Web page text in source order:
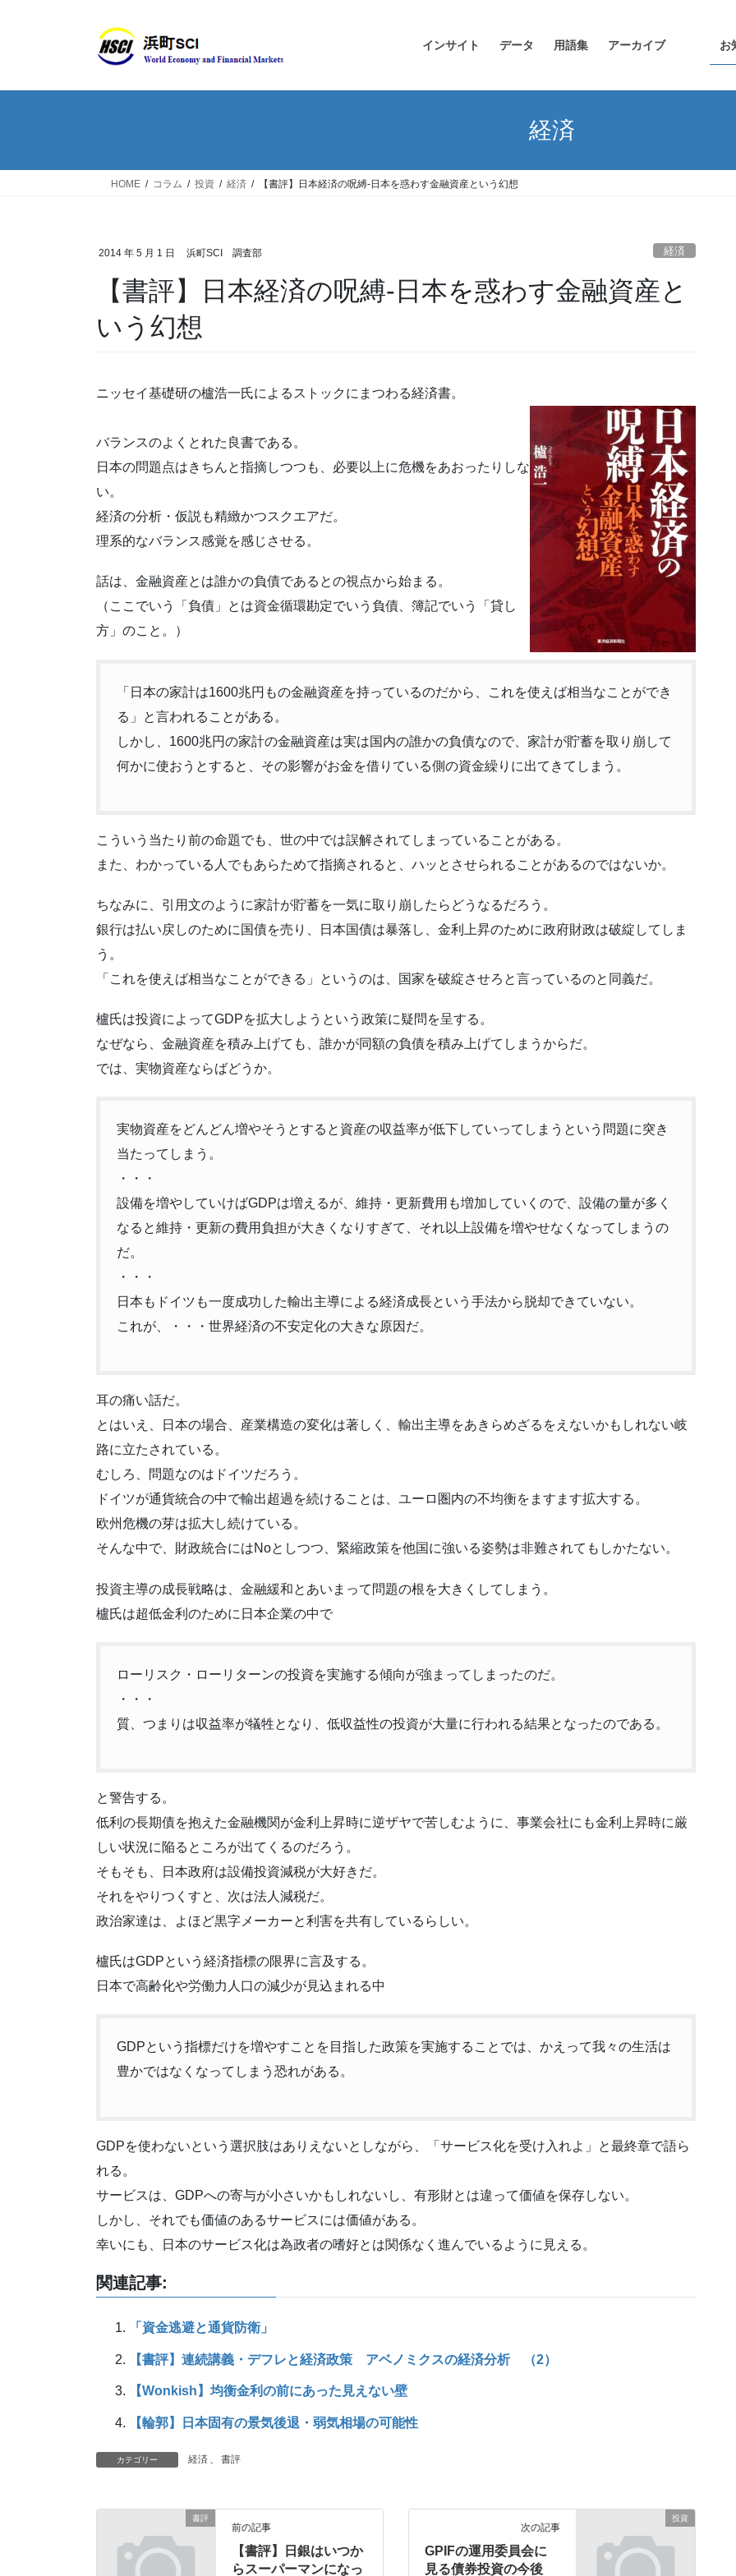
インサイト データ 用語集 アーカイブ お
経済
HOME コラム 投資 経済 【書評】日本経済の呪縛-日本を惑わす金融資産という幻想
2014 年 5 月 1 日 浜町SCI 調査部 経済
【書評】日本経済の呪縛-日本を惑わす金融資産と
いう幻想
ニッセイ基礎研の櫨浩一氏によるストックにまつわる経済書。
バランスのよくとれた良書である。
日本の問題点はきちんと指摘しつつも、必要以上に危機をあおったりしな
い。
経済の分析・仮説も精緻かつスクエアだ。
理系的なバランス感覚を感じさせる。
話は、金融資産とは誰かの負債であるとの視点から始まる。
（ここでいう「負債」とは資金循環勘定でいう負債、簿記でいう「貸し
方」のこと。）
「日本の家計は1600兆円もの金融資産を持っているのだから、これを使えば相当なことができ
る」と言われることがある。
しかし、1600兆円の家計の金融資産は実は国内の誰かの負債なので、家計が貯蓄を取り崩して
何かに使おうとすると、その影響がお金を借りている側の資金繰りに出てきてしまう。
こういう当たり前の命題でも、世の中では誤解されてしまっていることがある。
また、わかっている人でもあらためて指摘されると、ハッとさせられることがあるのではないか。
ちなみに、引用文のように家計が貯蓄を一気に取り崩したらどうなるだろう。
銀行は払い戻しのために国債を売り、日本国債は暴落し、金利上昇のために政府財政は破綻してしま
う。
「これを使えば相当なことができる」というのは、国家を破綻させろと言っているのと同義だ。
櫨氏は投資によってGDPを拡大しようという政策に疑問を呈する。
なぜなら、金融資産を積み上げても、誰かが同額の負債を積み上げてしまうからだ。
では、実物資産ならばどうか。
実物資産をどんどん増やそうとすると資産の収益率が低下していってしまうという問題に突き
当たってしまう。
・・・
設備を増やしていけばGDPは増えるが、維持・更新費用も増加していくので、設備の量が多く
なると維持・更新の費用負担が大きくなりすぎて、それ以上設備を増やせなくなってしまうの
だ。
・・・
日本もドイツも一度成功した輸出主導による経済成長という手法から脱却できていない。
これが、・・・世界経済の不安定化の大きな原因だ。
耳の痛い話だ。
とはいえ、日本の場合、産業構造の変化は著しく、輸出主導をあきらめざるをえないかもしれない岐
路に立たされている。
むしろ、問題なのはドイツだろう。
ドイツが通貨統合の中で輸出超過を続けることは、ユーロ圏内の不均衡をますます拡大する。
欧州危機の芽は拡大し続けている。
そんな中で、財政統合にはNoとしつつ、緊縮政策を他国に強いる姿勢は非難されてもしかたない。
投資主導の成長戦略は、金融緩和とあいまって問題の根を大きくしてしまう。
櫨氏は超低金利のために日本企業の中で
ローリスク・ローリターンの投資を実施する傾向が強まってしまったのだ。
・・・
質、つまりは収益率が犠牲となり、低収益性の投資が大量に行われる結果となったのである。
と警告する。
低利の長期債を抱えた金融機関が金利上昇時に逆ザヤで苦しむように、事業会社にも金利上昇時に厳
しい状況に陥るところが出てくるのだろう。
そもそも、日本政府は設備投資減税が大好きだ。
それをやりつくすと、次は法人減税だ。
政治家達は、よほど黒字メーカーと利害を共有しているらしい。
櫨氏はGDPという経済指標の限界に言及する。
日本で高齢化や労働力人口の減少が見込まれる中
GDPという指標だけを増やすことを目指した政策を実施することでは、かえって我々の生活は
豊かではなくなってしまう恐れがある。
GDPを使わないという選択肢はありえないとしながら、「サービス化を受け入れよ」と最終章で語ら
れる。
サービスは、GDPへの寄与が小さいかもしれないし、有形財とは違って価値を保存しない。
しかし、それでも価値のあるサービスには価値がある。
幸いにも、日本のサービス化は為政者の嗜好とは関係なく進んでいるように見える。
関連記事:
「資金逃避と通貨防衛」
【書評】連続講義・デフレと経済政策 アベノミクスの経済分析 （2）
【Wonkish】均衡金利の前にあった見えない壁
【輪郭】日本固有の景気後退・弱気相場の可能性
カテゴリー 経済 、 書評
書評
前の記事
【書評】日銀はいつか
らスーパーマンになっ
投資
次の記事
GPIFの運用委員会に
見る債券投資の今後